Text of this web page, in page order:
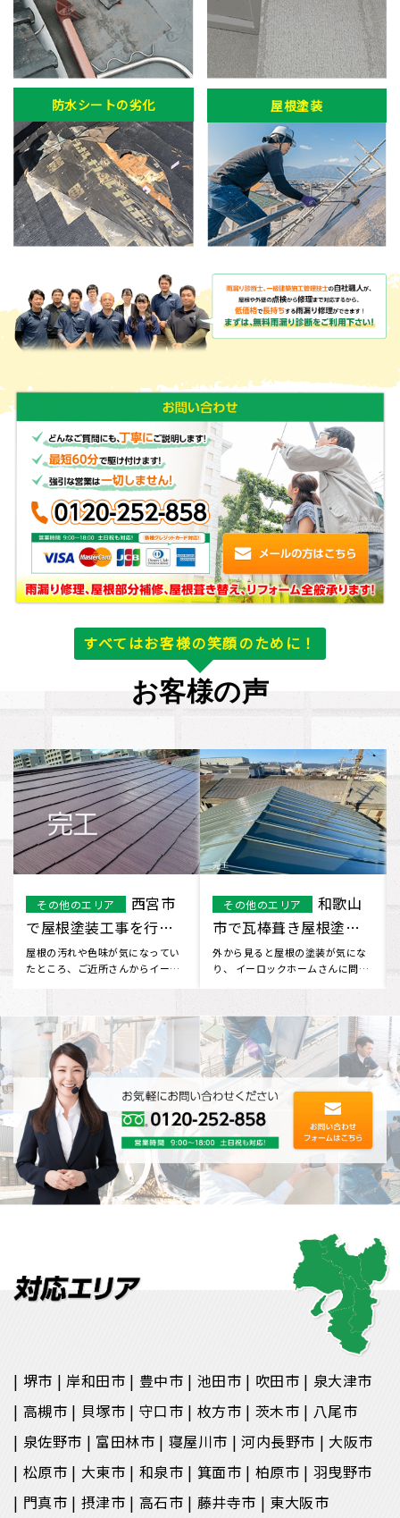
防水シートの劣化 屋根塗装
すべてはお客様の笑顔のために！
お客様の声
にな
問い
大阪府
堺市南区で屋
根塗装工事を行いまし
た。
自宅の屋根の汚れ、色褪せが気に
なっていたところ ご近所の方がイ
その他のエリア
尼崎市
で屋根塗装工事を行い
ました。
今回チラシを見て、イーロックさ
んを知りました。 提案していた
堺市 岸和田市 豊中市 池田市 吹田市
泉大津市
高槻市
貝塚市 守口市 枚方市 茨木市
八尾市
泉佐野市
富田林市 寝屋川市 河内長野市
大阪市
松原市
大東市 和泉市 箕面市 柏原市
羽曳野市
門真市
摂津市 高石市 藤井寺市
東大阪市